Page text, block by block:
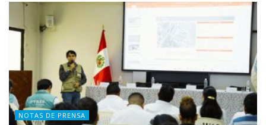
NOTAS DE PRENSA